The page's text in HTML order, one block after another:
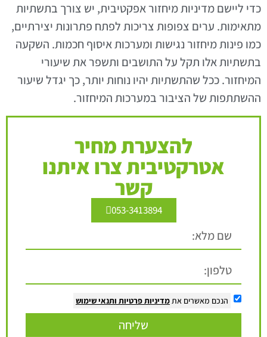
כדי ליישם מדיניות מיחזור אפקטיבית, יש צורך בתשתיות
מתאימות. ערים צפופות צריכות לפתח פתרונות יצירתיים,
כמו פינות מיחזור נגישות ומערכות איסוף חכמות. השקעה
בתשתיות אלו תקל על התושבים ותשפר את שיעורי
המיחזור. ככל שהתשתיות יהיו נוחות יותר, כך יגדל שיעור
ההשתתפות של הציבור במערכות המיחזור.
להצערת מחיר
אטרקטיבית צרו איתנו
קשר
053-3413894
הנכם מאשרים אתמדיניות פרטיות ותנאי שימוש
שליחה